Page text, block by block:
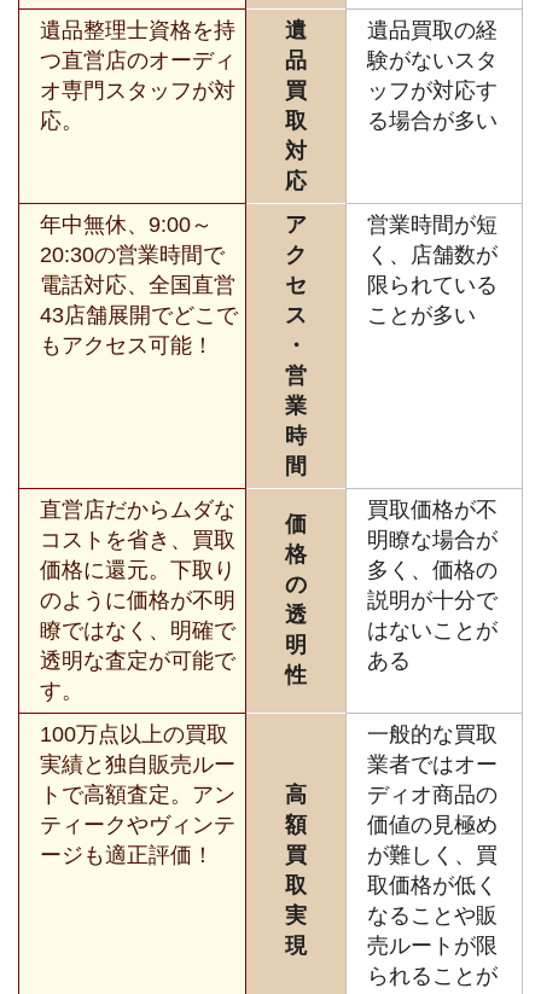
遺品整理士資格を持
つ直営店のオーディ
オ専門スタッフが対
応。
遺
品
買
取
対
応
遺品買取の経
験がないスタ
ッフが対応す
る場合が多い
年中無休、9:00～
20:30の営業時間で
電話対応、全国直営
43店舗展開でどこで
もアクセス可能！
ア
ク
セ
ス
・
営
業
時
間
営業時間が短
く、店舗数が
限られている
ことが多い
直営店だからムダな
コストを省き、買取
価格に還元。下取り
のように価格が不明
瞭ではなく、明確で
透明な査定が可能で
す。
価
格
の
透
明
性
買取価格が不
明瞭な場合が
多く、価格の
説明が十分で
はないことが
ある
100万点以上の買取
実績と独自販売ルー
トで高額査定。アン
ティークやヴィンテ
ージも適正評価！
高
額
買
取
実
現
一般的な買取
業者ではオー
ディオ商品の
価値の見極め
が難しく、買
取価格が低く
なることや販
売ルートが限
られることが